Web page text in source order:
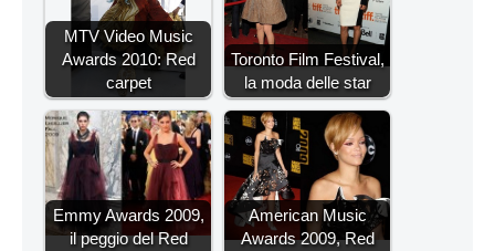
MTV Video Music
Awards 2010: Red
carpet
Toronto Film Festival,
la moda delle star
Emmy Awards 2009,
il peggio del Red
American Music
Awards 2009, Red